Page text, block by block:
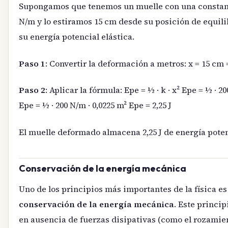
Supongamos que tenemos un muelle con una
N/m y lo estiramos 15 cm desde su posición de
su energía potencial elástica.
Paso 1: Convertir la deformación a metros: x = 15 cm
Paso 2: Aplicar la fórmula: Epe = ½ · k · x² Epe = ½ ·
Epe = ½ · 200 N/m · 0,0225 m² Epe = 2,25 J
El muelle deformado almacena 2,25 J de energía
Conservación de la energía mecánica
Uno de los principios más importantes de la física
conservación de la energía mecánica. Este
en ausencia de fuerzas disipativas (como el